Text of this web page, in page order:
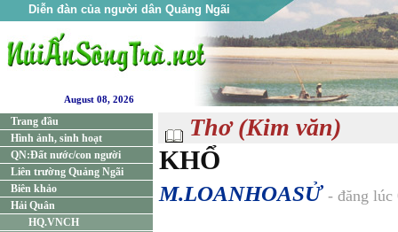
Diễn đàn của người dân Quảng Ngãi
August 08, 2026
Trang đầu
Hình ảnh, sinh hoạt
QN:Đất nước/con người
Liên trường Quảng Ngãi
Biên khảo
Hải Quân
HQ.VNCH
Thơ (Kim văn)
KHỔ
M.LOANHOASỬ - đăng lúc